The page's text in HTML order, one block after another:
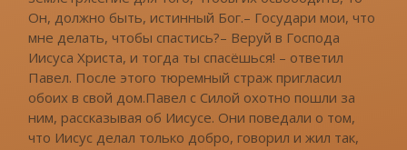
Он, должно быть, истинный Бог.– Государи мои, что
мне делать, чтобы спастись?– Веруй в Господа
Иисуса Христа, и тогда ты спасёшься! – ответил
Павел. После этого тюремный страж пригласил
обоих в свой дом.Павел с Силой охотно пошли за
ним, рассказывая об Иисусе. Они поведали о том,
что Иисус делал только добро, говорил и жил так,